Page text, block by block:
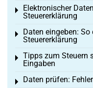
Elektronischer
Steuererklärung
Toggle menu
Daten eingeben: So
Steuererklärung
Toggle menu
Tipps zum Steuern
Eingaben
Toggle menu
Daten prüfen:
Toggle menu